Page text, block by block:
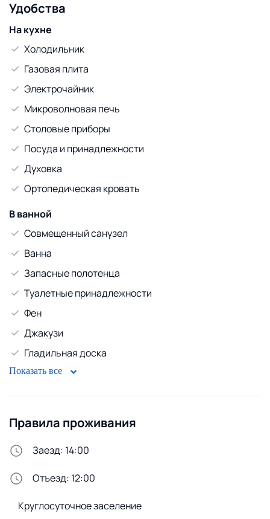
Удобства
На кухне
Холодильник
Газовая плита
Электрочайник
Микроволновая печь
Столовые приборы
Посуда и принадлежности
Духовка
Ортопедическая кровать
В ванной
Совмещенный санузел
Ванна
Запасные полотенца
Туалетные принадлежности
Фен
Джакузи
Гладильная доска
Развлечения и мультимедиа
Телевизор
Кабельное ТВ
Бойлер
Стирка и белье
Показать все
Правила проживания
Заезд: 14:00
Отъезд: 12:00
Круглосуточное заселение